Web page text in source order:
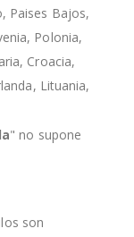
Paises Bajos,
Polonia,
Croacia,
Lituania,
" no supone
son